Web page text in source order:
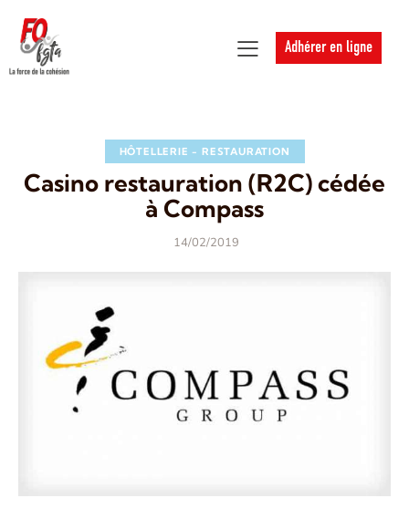
Adhérer en ligne
HÔTELLERIE - RESTAURATION
Casino restauration (R2C) cédée
à Compass
14/02/2019